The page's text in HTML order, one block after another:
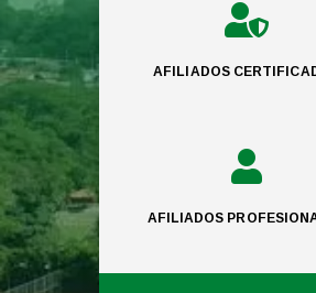

AFILIADOS

AFILIADOS